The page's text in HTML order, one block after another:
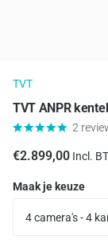
TVT
TVT ANPR
2
€2.899,00 Incl.
Maak je keuze